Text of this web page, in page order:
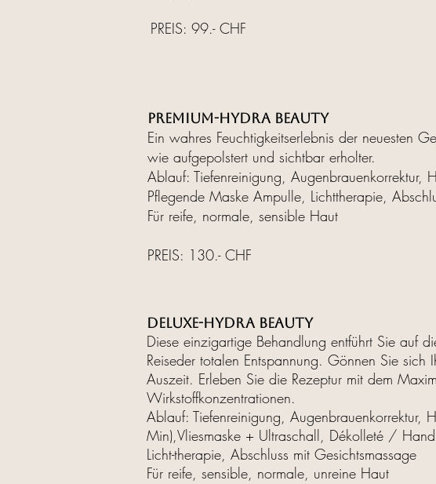
PREIS: 99.- CHF
PREMIUM-HYDRA BEAUTY
Ein wahres Feuchtigkeitserlebnis der neuesten
wie aufgepolstert und sichtbar erholter.
Ablauf: Tiefenreinigung, Augenbrauenkorrektur,
Pflegende Maske Ampulle, Lichttherapie,
Für reife, normale, sensible Haut
PREIS: 130.- CHF
DELUXE-HYDRA BEAUTY
Diese einzigartige Behandlung entführt Sie auf
Reiseder totalen Entspannung. Gönnen Sie sich
Auszeit. Erleben Sie die Rezeptur mit dem
Wirkstoffkonzentrationen.
Ablauf: Tiefenreinigung, Augenbrauenkorrektur,
Min),Vliesmaske + Ultraschall, Dékolleté /
Licht-therapie, Abschluss mit Gesichtsmassage
Für reife, sensible, normale, unreine Haut